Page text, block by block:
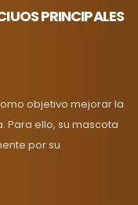
PRINCIPALES
objetivo mejorar la
Para ello, su mascota
por su